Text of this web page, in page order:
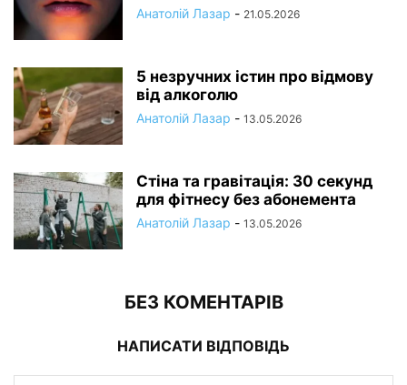
Анатолій Лазар - 21.05.2026
5 незручних істин про відмову
від алкоголю
Анатолій Лазар - 13.05.2026
Стіна та гравітація: 30 секунд
для фітнесу без абонемента
Анатолій Лазар - 13.05.2026
БЕЗ КОМЕНТАРІВ
НАПИСАТИ ВІДПОВІДЬ